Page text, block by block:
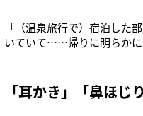
「（温泉旅行で）宿泊した
いていて……帰りに明らか
咳や痰が止まらず、薬を飲
もらうと（咳のしすぎで）
「耳かき」「鼻ほ